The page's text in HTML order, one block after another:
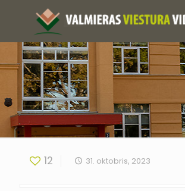
12 31. oktobris, 2023